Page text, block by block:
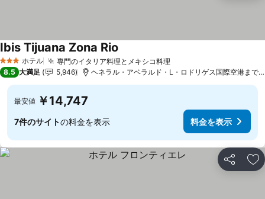
3 ホテルのランク
ホテル 専門のイタリア料理とメキシコ料理料金を表示
Ibis Tijuana Zona Rio
8.5 大満足 5,946 ヘネラル・アベラルド・L・ロドリゲス国際空港まで
最安値 ￥14,747
7件のサイトの料金を表示 料金を表示
シェア お